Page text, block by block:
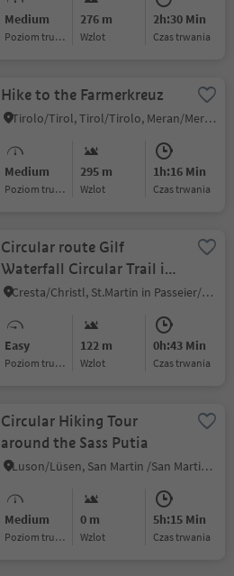
Medium
Poziom trudności
276 m
Wzlot
2h:30 Min
czas trwania
Hike to the Farmerkreuz
Tirolo/Tirol, Tirol/Tirolo, Meran/Merano and environs
Medium
Poziom trudności
295 m
Wzlot
1h:16 Min
czas trwania
Circular route Gilf
Waterfall Circular Trail in
St. Martin
Cresta/Christl, St.Martin in Passeier/San Martino in Passiria, Meran/Merano and environs
Easy
Poziom trudności
122 m
Wzlot
0h:43 Min
czas trwania
Circular Hiking Tour
around the Sass Putia
Luson/Lüsen, San Martin /San Martino, Dolomites Region Kronplatz/Plan de Corones
Medium
Poziom trudności
0 m
Wzlot
5h:15 Min
czas trwania